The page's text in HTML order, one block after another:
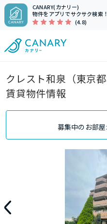
CANARY(カナリー)
物件をアプリでサクサク検索！
(4.8)
クレスト和泉（東京
賃貸物件情報
募集中のお部